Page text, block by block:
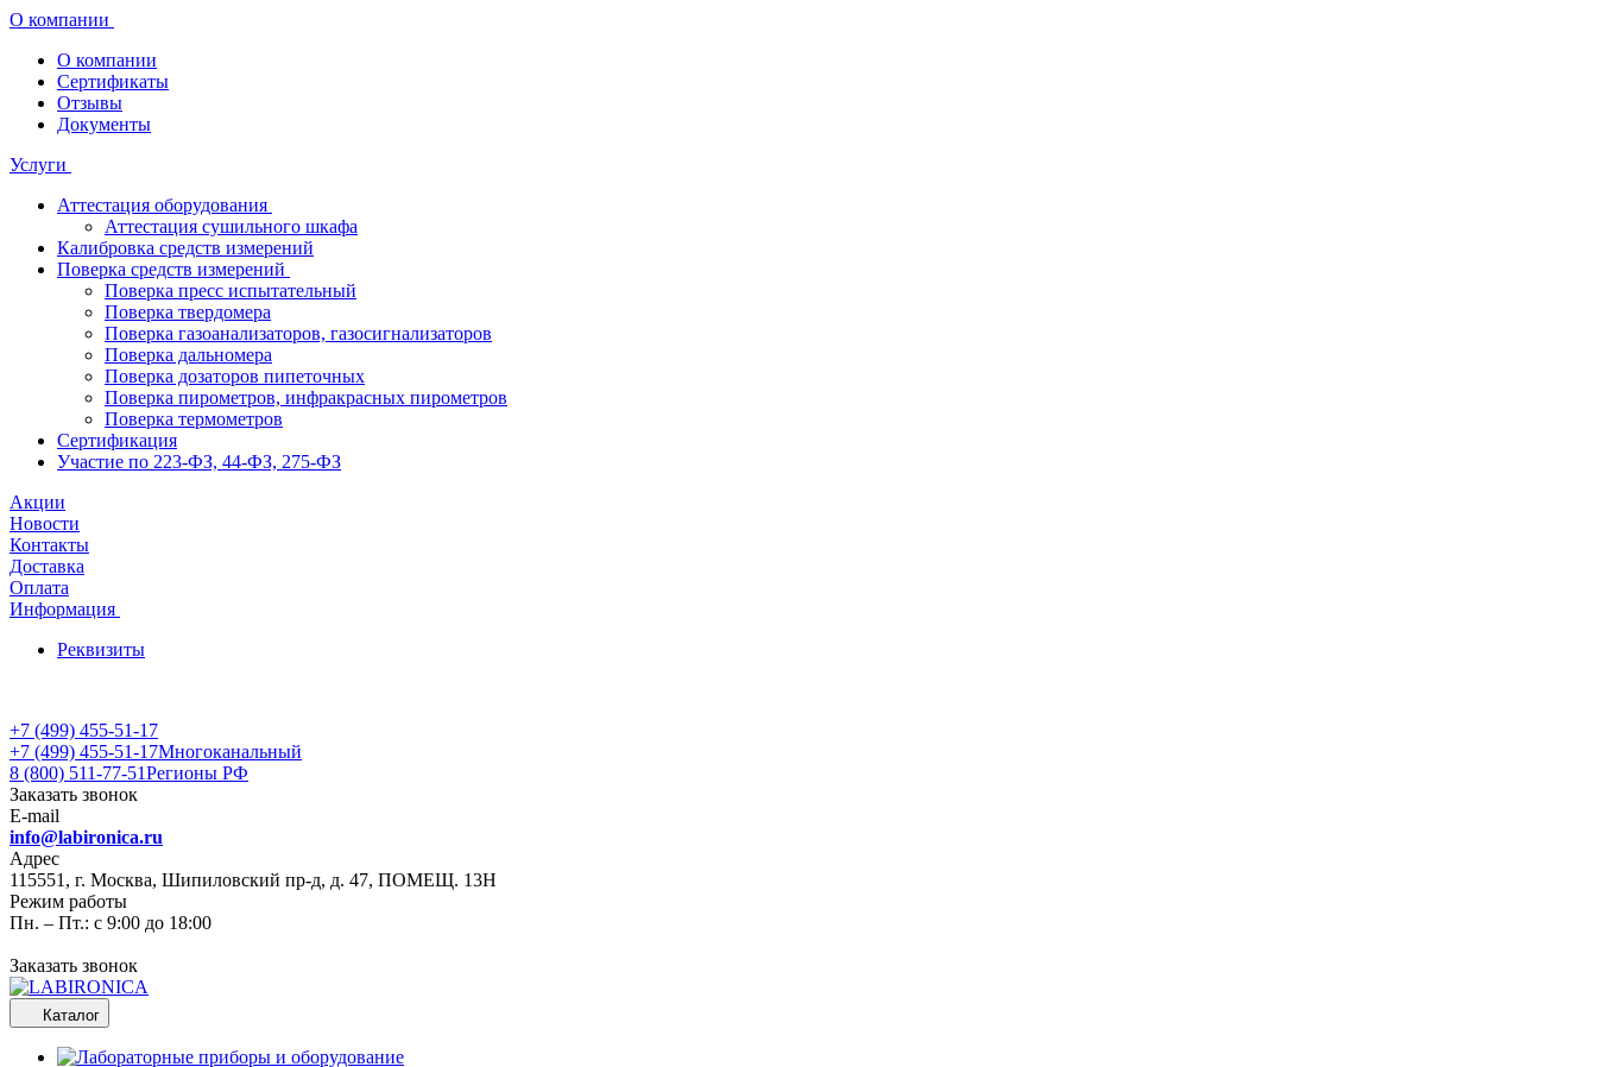
О компании
О компании
Сертификаты
Отзывы
Документы
Услуги
Аттестация оборудования
Аттестация сушильного шкафа
Калибровка средств измерений
Поверка средств измерений
Поверка пресс испытательный
Поверка твердомера
Поверка газоанализаторов, газосигнализаторов
Поверка дальномера
Поверка дозаторов пипеточных
Поверка пирометров, инфракрасных пирометров
Поверка термометров
Сертификация
Участие по 223-ФЗ, 44-ФЗ, 275-ФЗ
Акции
Новости
Контакты
Доставка
Оплата
Информация
Реквизиты
+7 (499) 455-51-17
+7 (499) 455-51-17Многоканальный
8 (800) 511-77-51Регионы РФ
Заказать звонок
E-mail
info@labironica.ru
Адрес
115551, г. Москва, Шипиловский пр-д, д. 47, ПОМЕЩ. 13Н
Режим работы
Пн. – Пт.: с 9:00 до 18:00
Заказать звонок
Каталог